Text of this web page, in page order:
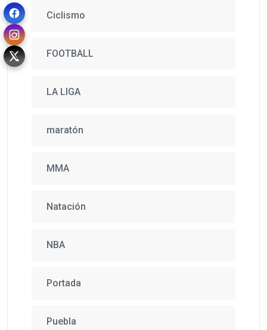
Ciclismo
FOOTBALL
LA LIGA
maratón
MMA
Natación
NBA
Portada
Puebla